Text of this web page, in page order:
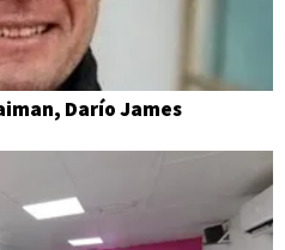
Darío James